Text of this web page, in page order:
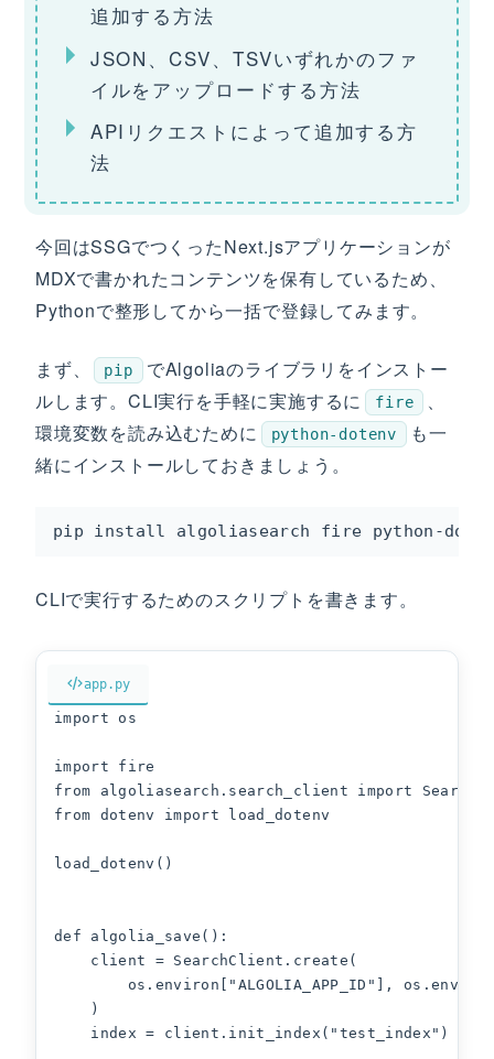
追加する方法
JSON、CSV、TSVいずれかのファ
イルをアップロードする方法
APIリクエストによって追加する方
法
今回はSSGでつくったNext.jsアプリケーションが
MDXで書かれたコンテンツを保有しているため、
Pythonで整形してから一括で登録してみます。
まず、 pip
でAlgoliaのライブラリをインストー
ルします。CLI実行を手軽に実施するに
fire
、
環境変数を読み込むために
python-dotenv
も一
緒にインストールしておきましょう。
pip install algoliasearch fire python-
CLIで実行するためのスクリプトを書きます。
app.py
import os
import fire
from algoliasearch.search_client import
from dotenv import load_dotenv
load_dotenv()
def algolia_save():
    client = SearchClient.create(
os.environ["ALGOLIA_APP_ID"],
    )
    index = client.init_index("test_index")